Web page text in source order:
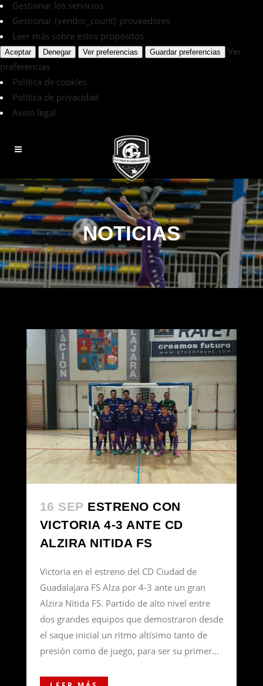
Gestionar los servicios
Gestionar {vendor_count} proveedores
Leer más sobre estos propósitos
Aceptar Denegar Ver preferencias Guardar preferencias
Ver
preferencias
Política de cookies
Política de privacidad
Aviso legal
NOTICIAS
16 SEP ESTRENO CON
VICTORIA 4-3 ANTE CD
ALZIRA NITIDA FS
Victoria en el estreno del CD Ciudad de
Guadalajara FS Alza por 4-3 ante un gran
Alzira Nitida FS. Partido de alto nivel entre
dos grandes equipos que demostraron desde
el saque inicial un ritmo altísimo tanto de
presión como de juego, para ser su primer...